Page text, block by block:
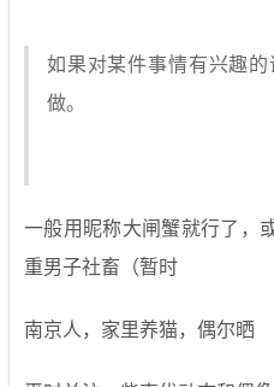
如果对某件事情有兴趣
做。
一般用昵称大闸蟹就行了，
重男子社畜（暂时
南京人，家里养猫，偶尔晒